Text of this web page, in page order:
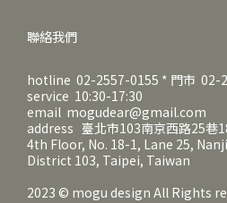
聯絡我們
hotline 02-2557-0155 * 門市 02-
service 10:30-17:30
email mogudear@gmail.com
address 臺北市103南京西路25巷
4th Floor, No. 18-1, Lane 25,
District 103, Taipei, Taiwan
2023 © mogu design All Rights